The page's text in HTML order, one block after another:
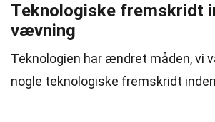
Teknologiske fremskridt
vævning
Teknologien har ændret måden, vi
nogle teknologiske fremskridt